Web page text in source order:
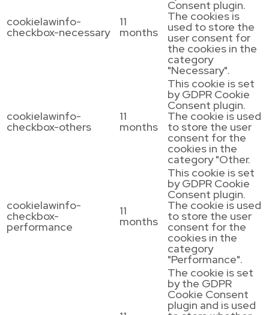
cookielawinfo-
checkbox-necessary
11
months
Consent plugin.
The cookies is
used to store the
user consent for
the cookies in the
category
"Necessary".
cookielawinfo-
checkbox-others
11
months
This cookie is set
by GDPR Cookie
Consent plugin.
The cookie is used
to store the user
consent for the
cookies in the
category "Other.
cookielawinfo-
checkbox-
performance
11
months
This cookie is set
by GDPR Cookie
Consent plugin.
The cookie is used
to store the user
consent for the
cookies in the
category
"Performance".
The cookie is set
by the GDPR
Cookie Consent
plugin and is used